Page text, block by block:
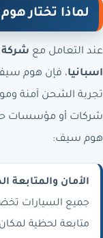
لماذا تختار
عند التعامل مع شركة
اسبانيا، فإن هوم
تجربة الشحن آمنة
شركات أو مؤسسات
هوم سيف:
الأمان والمتابعة
جميع السيارات
متابعة لحظية